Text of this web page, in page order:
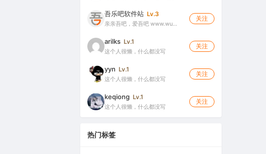
吾乐吧软件站 Lv.3
亲亲吾吧，爱吾吧 www.wu…
关注
arilks Lv.1
这个人很懒，什么都没写
关注
yyn Lv.1
这个人很懒，什么都没写
关注
keqiong Lv.1
这个人很懒，什么都没写
关注
热门标签